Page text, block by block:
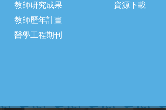
教師研究成果
教師歷年計畫
醫學工程期刊
資源下載